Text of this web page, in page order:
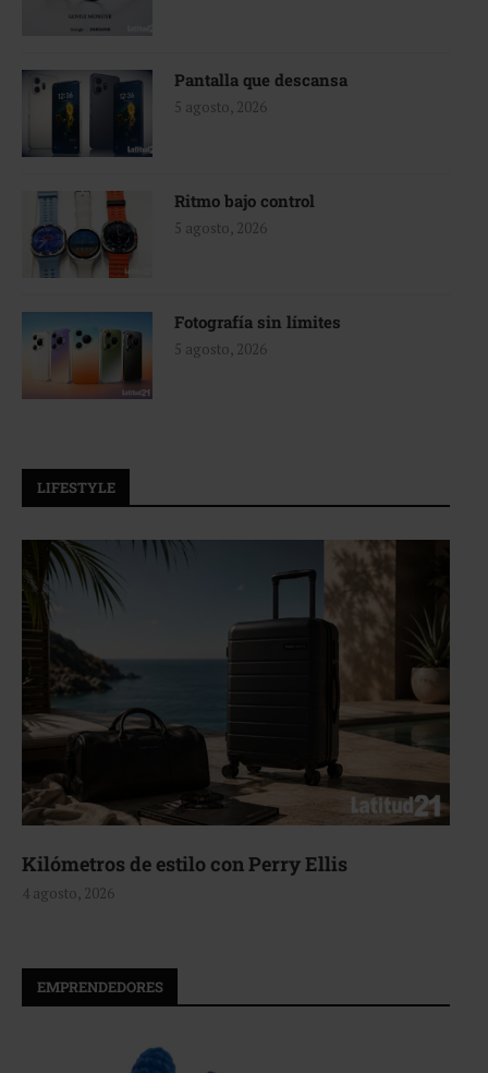
Pantalla que descansa
5 agosto, 2026
Ritmo bajo control
5 agosto, 2026
Fotografía sin límites
5 agosto, 2026
LIFESTYLE
Aerie, texturas que fluyen
4 agosto, 2026
EMPRENDEDORES